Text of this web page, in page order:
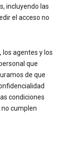
incluyendo las
el acceso no
los agentes y los
que
de que
condiciones
cumplen